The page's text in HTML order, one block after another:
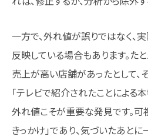
一方で、外れ値が誤りではなく、
反映している場合もあります。た
売上が高い店舗があったとして、
「テレビで紹介されたことによる
外れ値こそが重要な発見です。可
きっかけ」であり、気づいたあと